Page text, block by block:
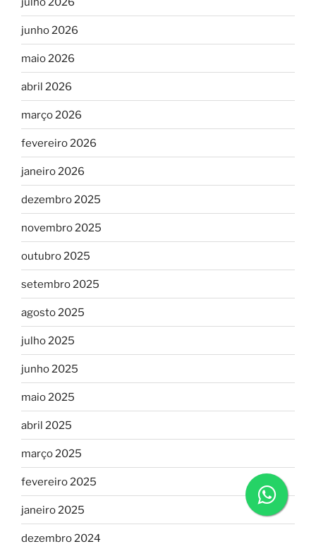
junho 2026
maio 2026
abril 2026
março 2026
fevereiro 2026
janeiro 2026
dezembro 2025
novembro 2025
outubro 2025
setembro 2025
agosto 2025
julho 2025
junho 2025
maio 2025
abril 2025
março 2025
fevereiro 2025
janeiro 2025
dezembro 2024